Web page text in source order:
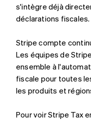
s'intègre déjà
déclarations fiscales.
Stripe compte
Les équipes de
ensemble à
fiscale pour toutes
les produits et
Pour voir Stripe Tax
Malte
English
Norvège
English
Nouvelle-Zélande
English
Pays-Bas
NederlandsEnglish
English